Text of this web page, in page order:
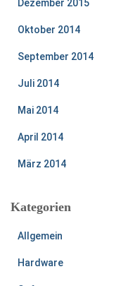
Dezember 2015
Oktober 2014
September 2014
Juli 2014
Mai 2014
April 2014
März 2014
Kategorien
Allgemein
Hardware